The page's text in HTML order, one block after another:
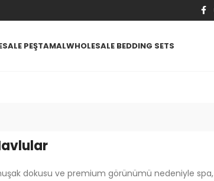
PEŞTAMALWHOLESALE BEDDING SETS
dokusu ve premium görünümü nedeniyle spa,